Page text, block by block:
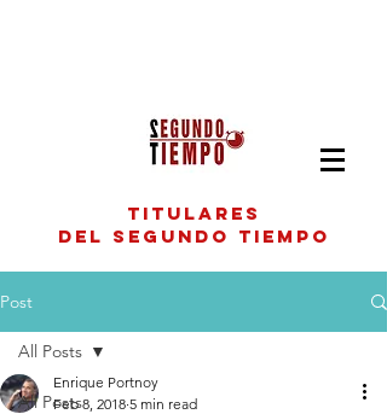
titulares
del segundo tiempo
Post
All Posts
All Posts
Enrique Portnoy
Feb 8, 2018 5 min read